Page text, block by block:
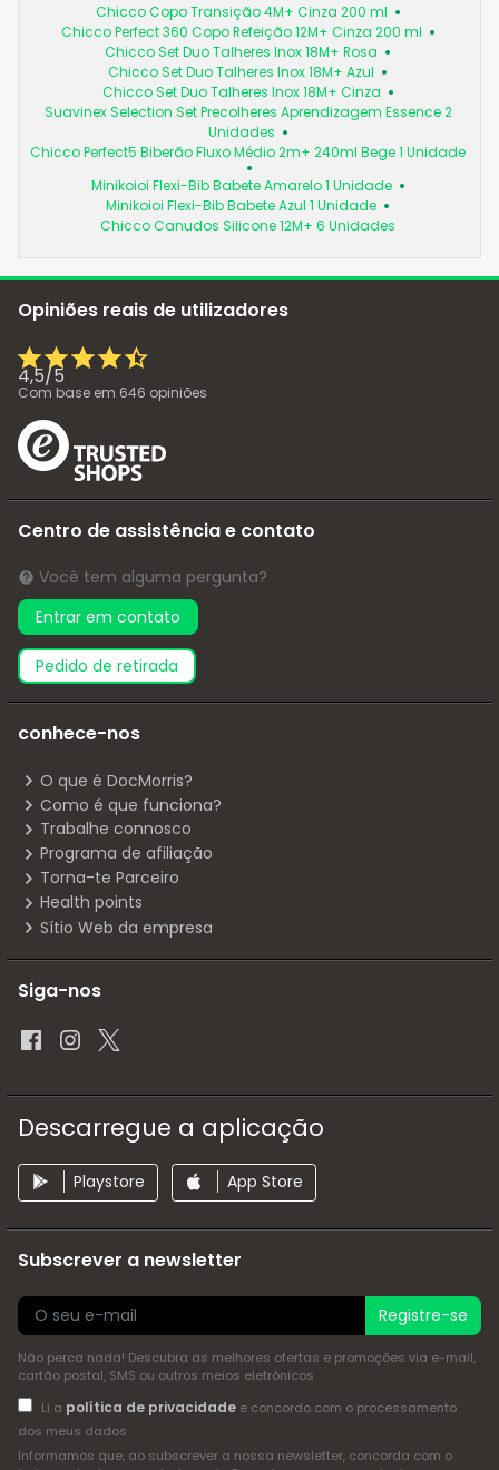
Chicco Copo Transição 4M+ Cinza 200 ml
Chicco Perfect 360 Copo Refeição 12M+ Cinza 200 ml
Chicco Set Duo Talheres Inox 18M+ Rosa
Chicco Set Duo Talheres Inox 18M+ Azul
Chicco Set Duo Talheres Inox 18M+ Cinza
Suavinex Selection Set Precolheres Aprendizagem Essence 2
Unidades
Chicco Perfect5 Biberão Fluxo Médio 2m+ 240ml Bege 1 Unidade
Minikoioi Flexi-Bib Babete Amarelo 1 Unidade
Minikoioi Flexi-Bib Babete Azul 1 Unidade
Chicco Canudos Silicone 12M+ 6 Unidades
Opiniões reais de utilizadores
4,5/5
Com base em 646 opiniões
Centro de assistência e contato
Você tem alguma pergunta?
Entrar em contato
pedido de retirada
conhece-nos
O que é DocMorris?
Como é que funciona?
Trabalhe connosco
Programa de afiliação
Torna-te Parceiro
Health points
Sítio Web da empresa
Siga-nos
Descarregue a aplicação
Playstore App Store
Subscrever a newsletter
Registre-se
Não perca nada! Descubra as melhores ofertas e promoções via e-mail,
cartão postal, SMS ou outros meios eletrónicos
Li a política de privacidadee concordo com o processamento
dos meus dados
Informamos que, ao subscrever a nossa newsletter, concorda com o